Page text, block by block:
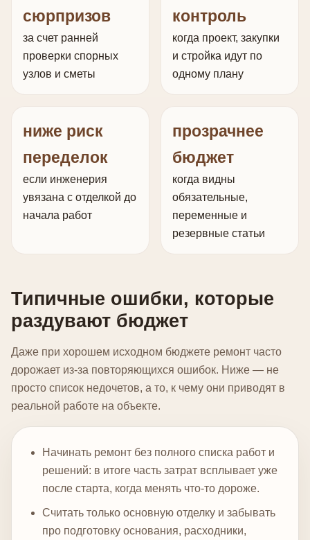
сюрпризов
за счет ранней
проверки спорных
узлов и сметы
контроль
когда проект, закупки
и стройка идут по
одному плану
ниже риск
переделок
если инженерия
увязана с отделкой до
начала работ
прозрачнее
бюджет
когда видны
обязательные,
переменные и
резервные статьи
Типичные ошибки, которые
раздувают бюджет
Даже при хорошем исходном бюджете ремонт часто
дорожает из-за повторяющихся ошибок. Ниже — не
просто список недочетов, а то, к чему они приводят в
реальной работе на объекте.
Начинать ремонт без полного списка работ и
решений: в итоге часть затрат всплывает уже
после старта, когда менять что-то дороже.
Считать только основную отделку и забывать
про подготовку основания, расходники,